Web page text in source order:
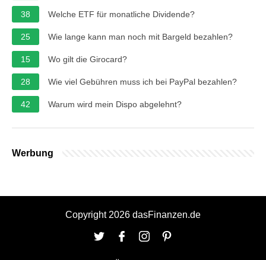
38 Welche ETF für monatliche Dividende?
25 Wie lange kann man noch mit Bargeld bezahlen?
15 Wo gilt die Girocard?
28 Wie viel Gebühren muss ich bei PayPal bezahlen?
42 Warum wird mein Dispo abgelehnt?
Werbung
Copyright 2026 dasFinanzen.de